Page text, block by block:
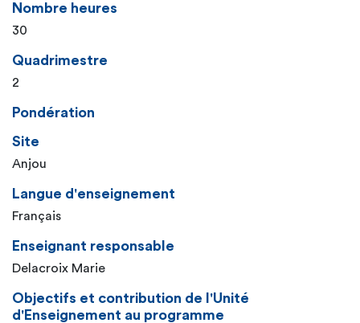
Nombre heures
30
Quadrimestre
2
Pondération
Site
Anjou
Langue d'enseignement
Français
Enseignant responsable
Delacroix Marie
Objectifs et contribution de l'Unité
d'Enseignement au programme